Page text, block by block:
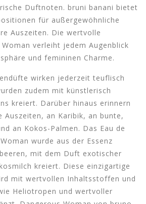
Duftnoten. bruni banani bietet
für außergewöhnliche
Auszeiten. Die wertvolle
verleiht jedem Augenblick
und femininen Charme.
wirken jederzeit teuflisch
zudem mit künstlerisch
kreiert. Darüber hinaus erinnern
Auszeiten, an Karibik, an bunte,
an Kokos-Palmen. Das Eau de
wurde aus der Essenz
mit dem Duft exotischer
kreiert. Diese einzigartige
mit wertvollen Inhaltsstoffen und
Heliotropen und wertvoller